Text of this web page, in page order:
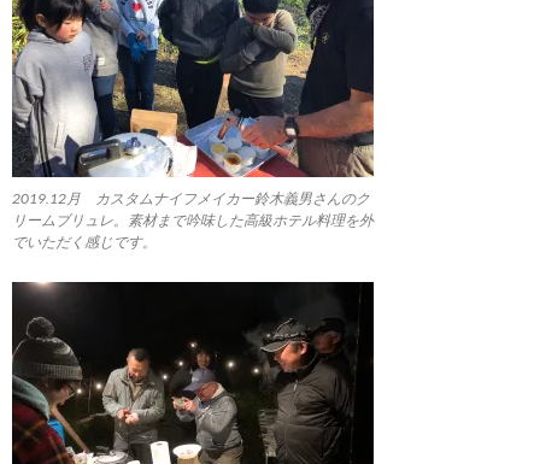
2019.12月 カスタムナイフメイカー鈴木義男さんのク
リームブリュレ。素材まで吟味した高級ホテル料理を外
でいただく感じです。